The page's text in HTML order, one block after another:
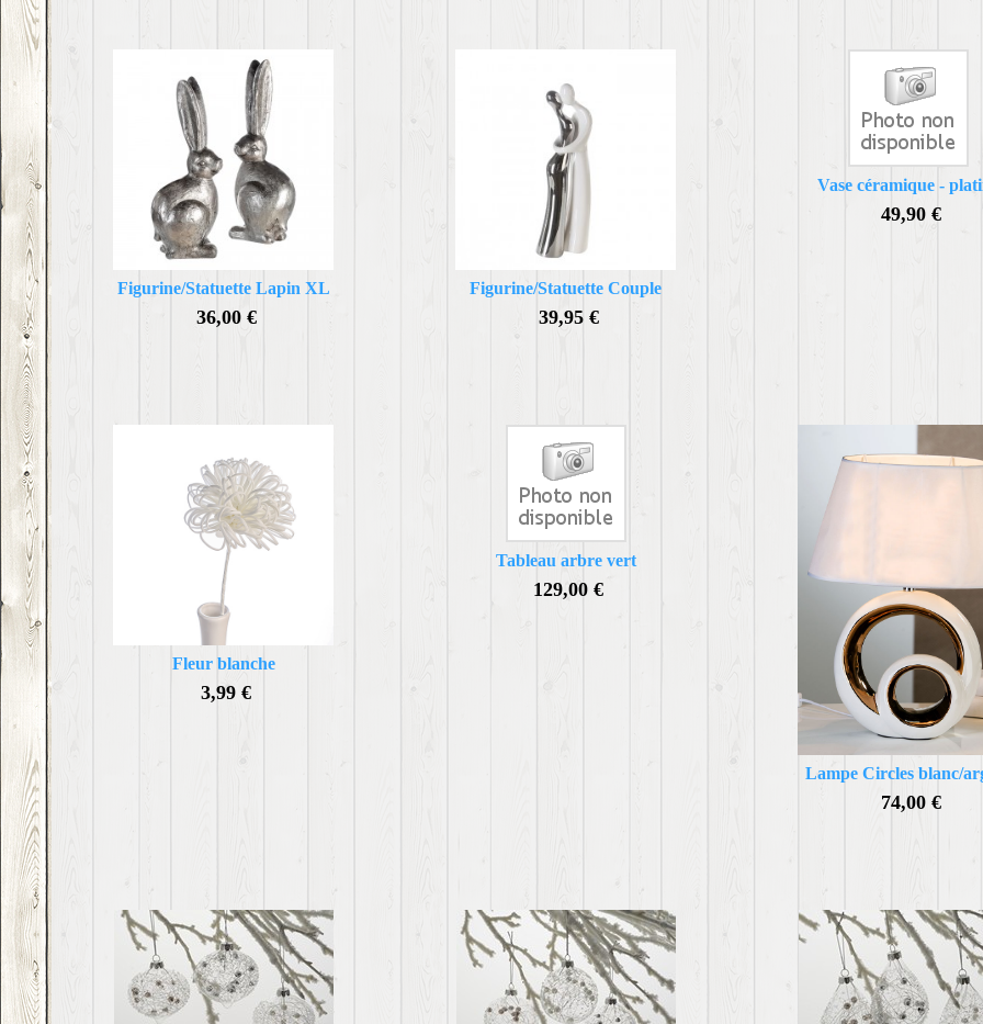
Figurine/Statuette Lapin XL
36,00 €
Figurine/Statuette Couple
39,95 €
Vase céramique -
49,90 €
Fleur blanche
3,99 €
Tableau arbre vert
129,00 €
Lampe Circles blanc/
74,00 €